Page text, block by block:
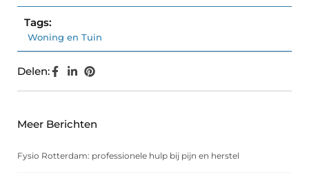
Tags:
Woning en Tuin
Delen:
Meer Berichten
Fysio Rotterdam: professionele hulp bij pijn en herstel